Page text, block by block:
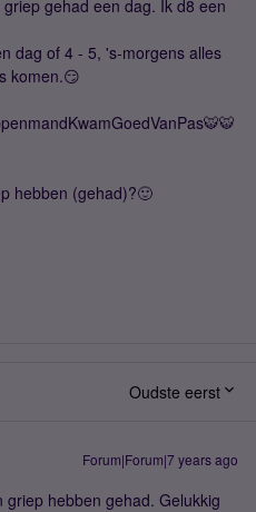
gehad een dag. Ik d8 een
dag of 4 - 5, 's-morgens alles
komen.😏
hebben (gehad)?🙂
Oudste eerst
Forum|Forum|7 years ago
hebben gehad. Gelukkig